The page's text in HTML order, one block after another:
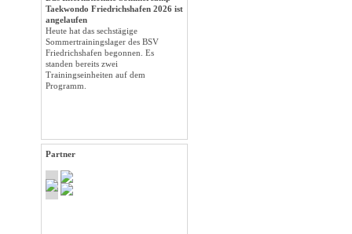
Taekwondo Friedrichshafen 2026 ist
angelaufen
Heute hat das sechstägige
Sommertrainingslager des BSV
Friedrichshafen begonnen. Es
standen bereits zwei
Trainingseinheiten auf dem
Programm.
Partner